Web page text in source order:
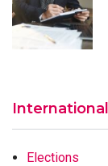
International
Elections